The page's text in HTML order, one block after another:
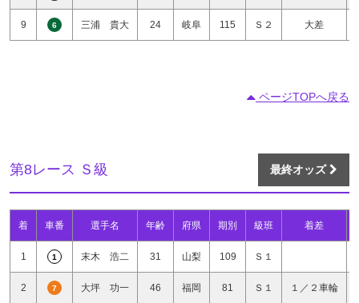
9 6 三浦 貴大 24 岐阜 115 Ｓ２ 大差
ページTOPへ戻る
第8レース Ｓ級 最終オッズ
着 車番 選手名 年齢 府県 期別 級班 着差
1 1 末木 浩二 31 山梨 109 Ｓ１
2 7 大坪 功一 46 福岡 81 Ｓ１ １／２車輪